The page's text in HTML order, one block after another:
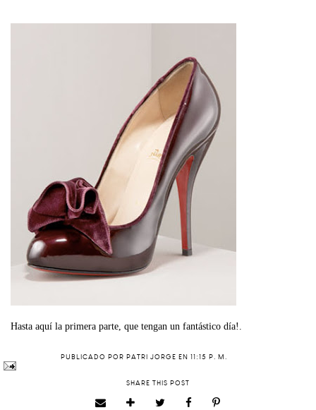
Hasta aquí la primera parte, que tengan un fantástico día!.
PUBLICADO POR PATRI JORGE EN 11:15 P. M.
SHARE THIS POST